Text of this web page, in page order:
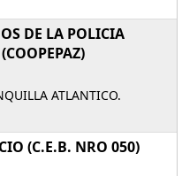
DE LA POLICIA
ATLANTICO.
(C.E.B. NRO 050)